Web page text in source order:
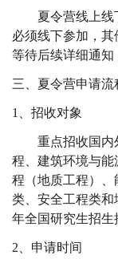
夏令营线上线
必须线下参加，其
等待后续详细通知
三、夏令营申请流
1 、招收对象
重点招收国内
程、建筑环境与能
程（地质工程）、
类、安全工程类
年全国研究生招生
2 、申请时间